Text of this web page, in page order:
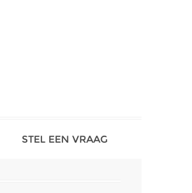
STEL EEN VRAAG